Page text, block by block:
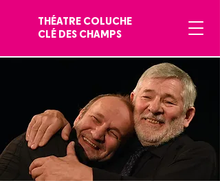
THÉATRE COLUCHE
CLÉ DES CHAMPS